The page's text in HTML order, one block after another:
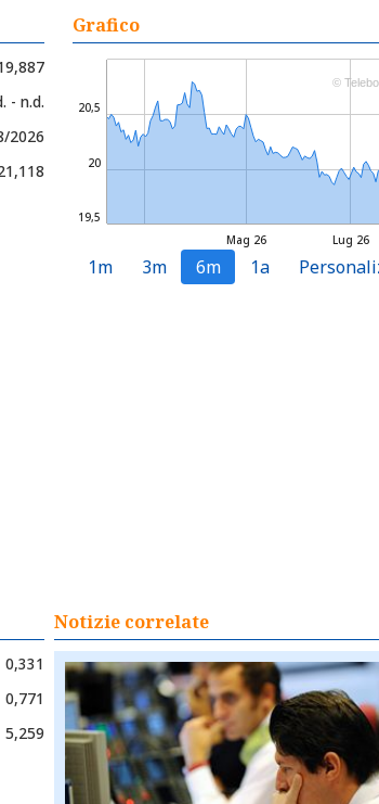
- n.d.
2026
Grafico
Lug 26
Mag 26
19,5
20
20,5
©
1m 3m 6m 1a
0,331
0,771
5,259
Notizie correlate